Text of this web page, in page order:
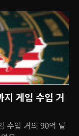
게임 수입 거
수입 거의 90억 달